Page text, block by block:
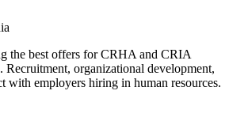
the best offers for CRHA and CRIA
Recruitment, organizational development,
with employers hiring in human resources.